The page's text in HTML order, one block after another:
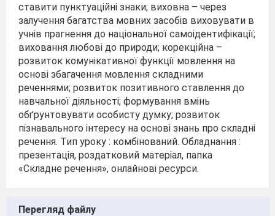
ставити пунктуаційні знаки; виховна – через
залучення багатства мовних засобів виховувати в
учнів прагнення до національної самоідентифікації;
виховання любові до природи; корекційна –
розвиток комунікативної функції мовлення на
основі збагачення мовлення складними
реченнями; розвиток позитивного ставлення до
навчальної діяльності; формування вмінь
обґрунтовувати особисту думку; розвиток
пізнавального інтересу на основі знань про складні
речення. Тип уроку : комбінований. Обладнання :
презентація, роздатковий матеріал, папка
«Складне речення», онлайнові ресурси.
Перегляд файлу